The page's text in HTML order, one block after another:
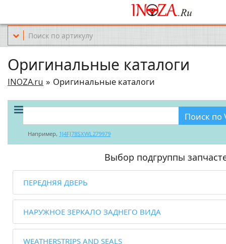
Офис обслуживания г.Краснодар (KRD) Куликова Поля 2 (магазин
Оригинальные каталоги
INOZA.ru Оригинальные каталоги
Поиск по
Например, 1J4FJ78SXWL279979
Выбор подгруппы
ПЕРЕДНЯЯ ДВЕРЬ
НАРУЖНОЕ ЗЕРКАЛО ЗАДНЕГО ВИДА
WEATHERSTRIPS AND SEALS